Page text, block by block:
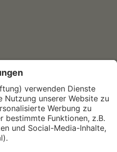
Institut
und